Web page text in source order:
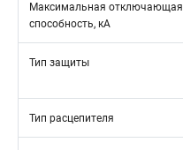
Максимальная отключающая
способность, кА
Тип защиты
Тип расцепителя